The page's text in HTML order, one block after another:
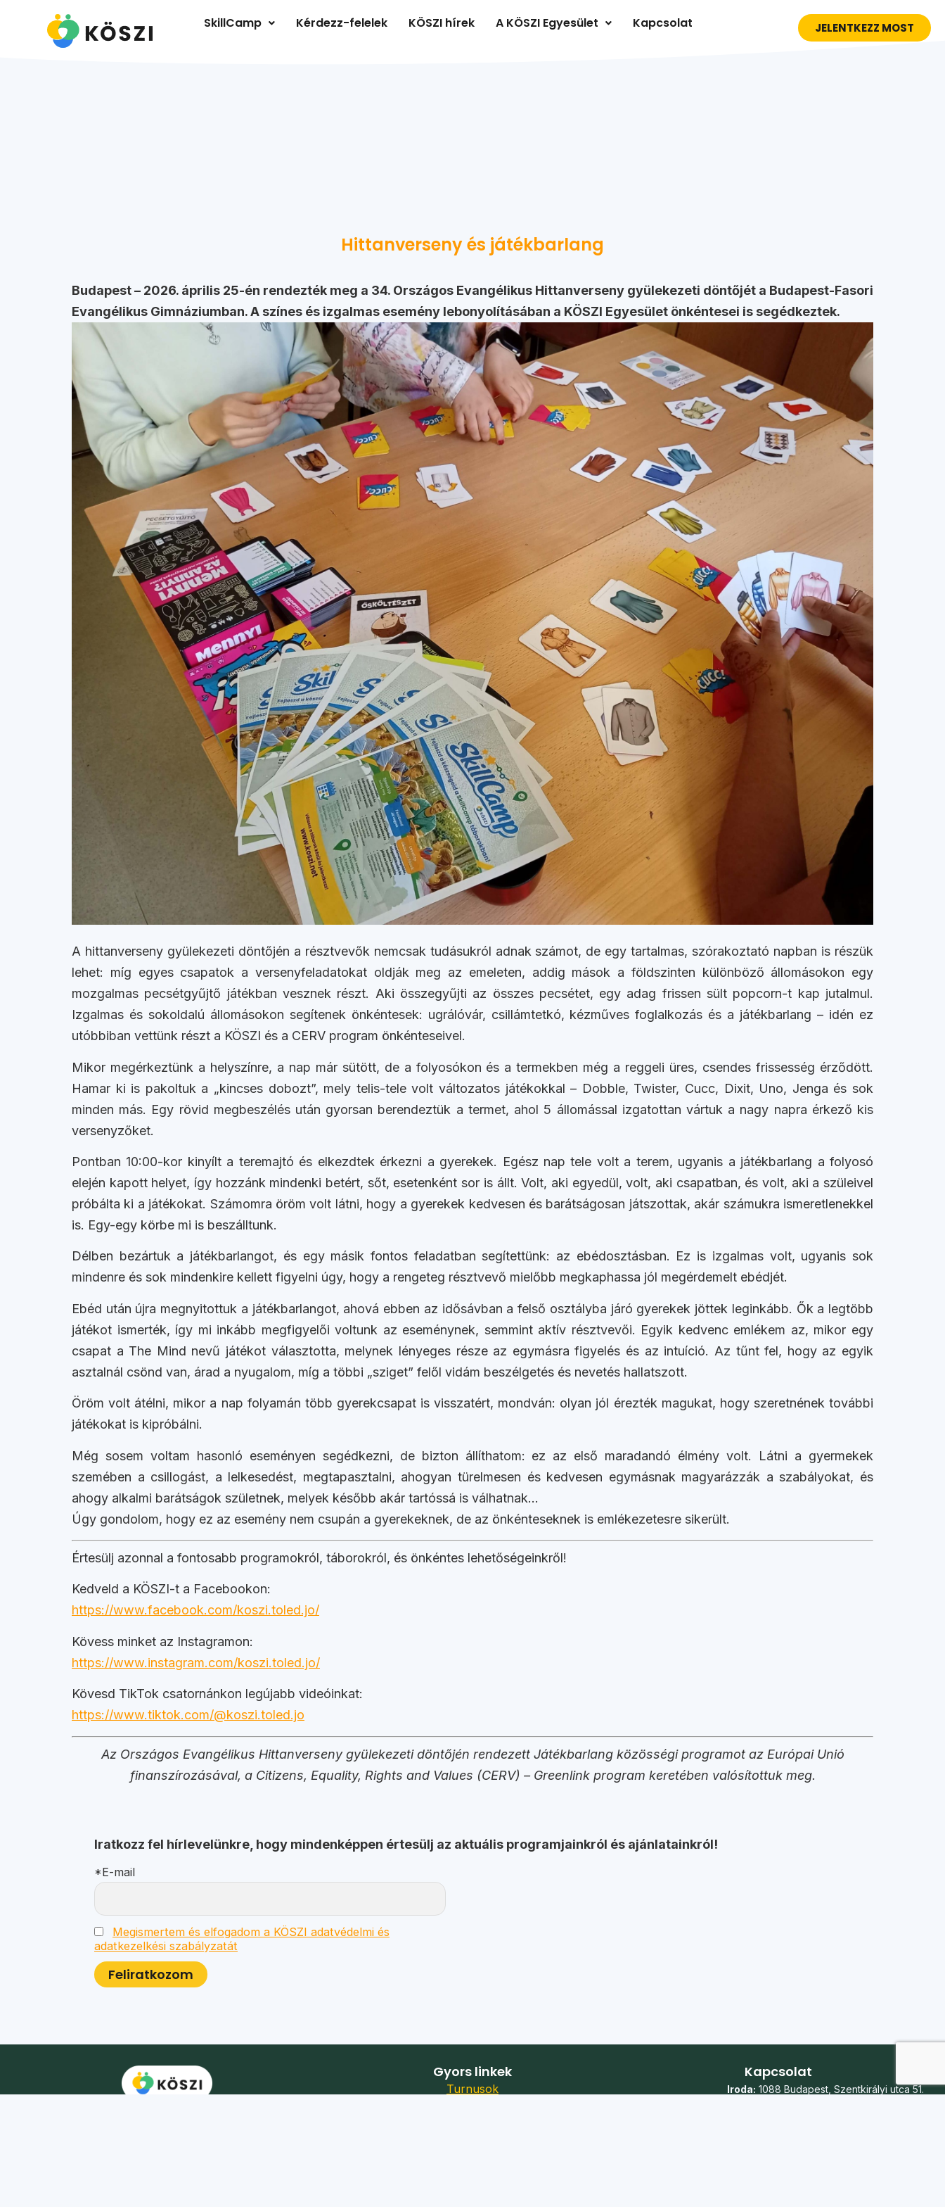
SkillCamp Kérdezz-felelek KÖSZI hírek A KÖSZI Egyesület Kapcsolat JELENTKEZZ MOST
Hittanverseny és játékbarlang
Budapest – 2026. április 25-én rendezték meg a 34. Országos Evangélikus Hittanverseny gyülekezeti döntőjét a Budapest-Fasori
Evangélikus Gimnáziumban. A színes és izgalmas esemény lebonyolításában a KÖSZI Egyesület önkéntesei is segédkeztek.
A hittanverseny gyülekezeti döntőjén a résztvevők nemcsak tudásukról adnak számot, de egy tartalmas, szórakoztató napban is részük
lehet: míg egyes csapatok a versenyfeladatokat oldják meg az emeleten, addig mások a földszinten különböző állomásokon egy
mozgalmas pecsétgyűjtő játékban vesznek részt. Aki összegyűjti az összes pecsétet, egy adag frissen sült popcorn-t kap jutalmul.
Izgalmas és sokoldalú állomásokon segítenek önkéntesek: ugrálóvár, csillámtetkó, kézműves foglalkozás és a játékbarlang – idén ez
utóbbiban vettünk részt a KÖSZI és a CERV program önkénteseivel.
Mikor megérkeztünk a helyszínre, a nap már sütött, de a folyosókon és a termekben még a reggeli üres, csendes frissesség érződött.
Hamar ki is pakoltuk a „kincses dobozt”, mely telis-tele volt változatos játékokkal – Dobble, Twister, Cucc, Dixit, Uno, Jenga és sok
minden más. Egy rövid megbeszélés után gyorsan berendeztük a termet, ahol 5 állomással izgatottan vártuk a nagy napra érkező kis
versenyzőket.
Pontban 10:00-kor kinyílt a teremajtó és elkezdtek érkezni a gyerekek. Egész nap tele volt a terem, ugyanis a játékbarlang a folyosó
elején kapott helyet, így hozzánk mindenki betért, sőt, esetenként sor is állt. Volt, aki egyedül, volt, aki csapatban, és volt, aki a szüleivel
próbálta ki a játékokat. Számomra öröm volt látni, hogy a gyerekek kedvesen és barátságosan játszottak, akár számukra ismeretlenekkel
is. Egy-egy körbe mi is beszálltunk.
Délben bezártuk a játékbarlangot, és egy másik fontos feladatban segítettünk: az ebédosztásban. Ez is izgalmas volt, ugyanis sok
mindenre és sok mindenkire kellett figyelni úgy, hogy a rengeteg résztvevő mielőbb megkaphassa jól megérdemelt ebédjét.
Ebéd után újra megnyitottuk a játékbarlangot, ahová ebben az idősávban a felső osztályba járó gyerekek jöttek leginkább. Ők a legtöbb
játékot ismerték, így mi inkább megfigyelői voltunk az eseménynek, semmint aktív résztvevői. Egyik kedvenc emlékem az, mikor egy
csapat a The Mind nevű játékot választotta, melynek lényeges része az egymásra figyelés és az intuíció. Az tűnt fel, hogy az egyik
asztalnál csönd van, árad a nyugalom, míg a többi „sziget” felől vidám beszélgetés és nevetés hallatszott.
Öröm volt átélni, mikor a nap folyamán több gyerekcsapat is visszatért, mondván: olyan jól érezték magukat, hogy szeretnének további
játékokat is kipróbálni.
Még sosem voltam hasonló eseményen segédkezni, de bizton állíthatom: ez az első maradandó élmény volt. Látni a gyermekek
szemében a csillogást, a lelkesedést, megtapasztalni, ahogyan türelmesen és kedvesen egymásnak magyarázzák a szabályokat, és
ahogy alkalmi barátságok születnek, melyek később akár tartóssá is válhatnak…
Úgy gondolom, hogy ez az esemény nem csupán a gyerekeknek, de az önkénteseknek is emlékezetesre sikerült.
Értesülj azonnal a fontosabb programokról, táborokról, és önkéntes lehetőségeinkről!
Kedveld a KÖSZI-t a Facebookon:
https://www.facebook.com/koszi.toled.jo/
Kövess minket az Instagramon:
https://www.instagram.com/koszi.toled.jo/
Kövesd TikTok csatornánkon legújabb videóinkat:
https://www.tiktok.com/@koszi.toled.jo
Az Országos Evangélikus Hittanverseny gyülekezeti döntőjén rendezett Játékbarlang közösségi programot az Európai Unió
finanszírozásával, a Citizens, Equality, Rights and Values (CERV) – Greenlink program keretében valósítottuk meg.
Iratkozz fel hírlevelünkre, hogy mindenképpen értesülj az aktuális programjainkról és ajánlatainkról!
*E-mail
Megismertem és elfogadom a KÖSZI adatvédelmi és
adatkezelkési szabályzatát
Gyors linkek
Turnusok
Kapcsolat
Iroda: 1088 Budapest, Szentkirályi utca 51.